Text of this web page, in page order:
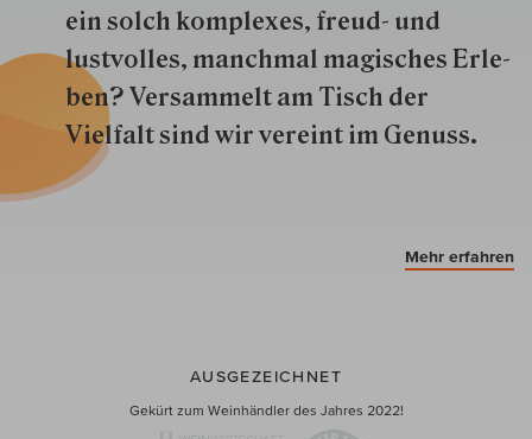
ein solch kom­plexes, freud- und
lustvolles, manchmal ma­gisch­es Er­le­
ben? Versammelt am Tisch der
Vielfalt sind wir ver­eint im Genuss.
Mehr erfahren
AUSGEZEICHNET
Gekürt zum Weinhändler des Jahres 2022!